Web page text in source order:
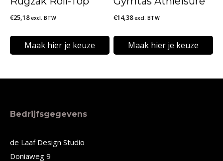
gekozen
worden
op
de
gekozen
worden
op
de
€25,18 excl. BTW
Maak hier je keuze
product
meerdere
Deze
optie
€14,38 excl. BTW
Maak hier je keuze
product
Bedrijfsgegevens
de Laaf Design Studio
Doniaweg 9